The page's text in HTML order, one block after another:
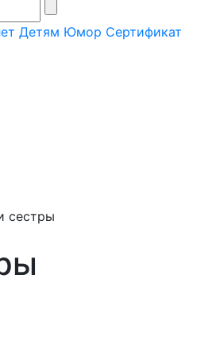
Детям Юмор Сертификат
сестры